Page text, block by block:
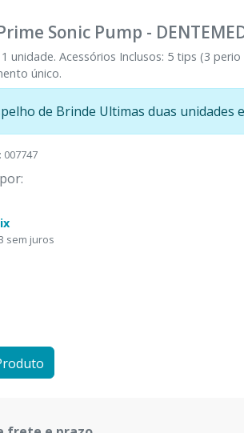
Sonic Pump -
unidade. Acessórios Inclusos: 5 tips (3
único.
de Brinde Ultimas duas unidades
: 007747
por:
sem juros